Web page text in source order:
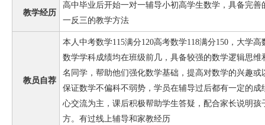
教学经历
高中毕业后开始一对一辅导小初高学生数学，具备完
一反三的教学方法
教员自荐
本人中考数学115满分120高考数学118满分150，大学
数学学科成绩均在班级前几，具备较强的数学逻辑思
名同学，帮助他们强化数学基础，提高对数学的兴趣
保证数学不偏科不弱势，学员在辅导过后都有一定的
心交流为主，课后积极帮助学生答疑，配合家长说明
方。有过线上辅导和家教经历